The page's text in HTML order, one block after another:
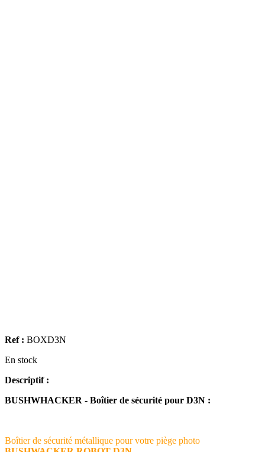
Ref : BOXD3N
En stock
Descriptif :
BUSHWHACKER - Boîtier de sécurité pour D3N :
Boîtier de sécurité métallique pour votre piège photo